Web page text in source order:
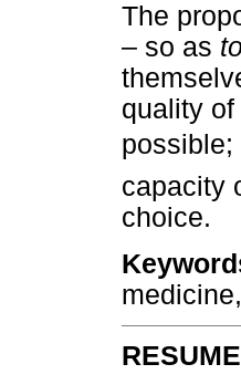
The
– so as
quality
possible;
capacity
choice.